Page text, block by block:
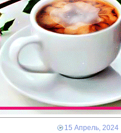
15 Апрель, 2024